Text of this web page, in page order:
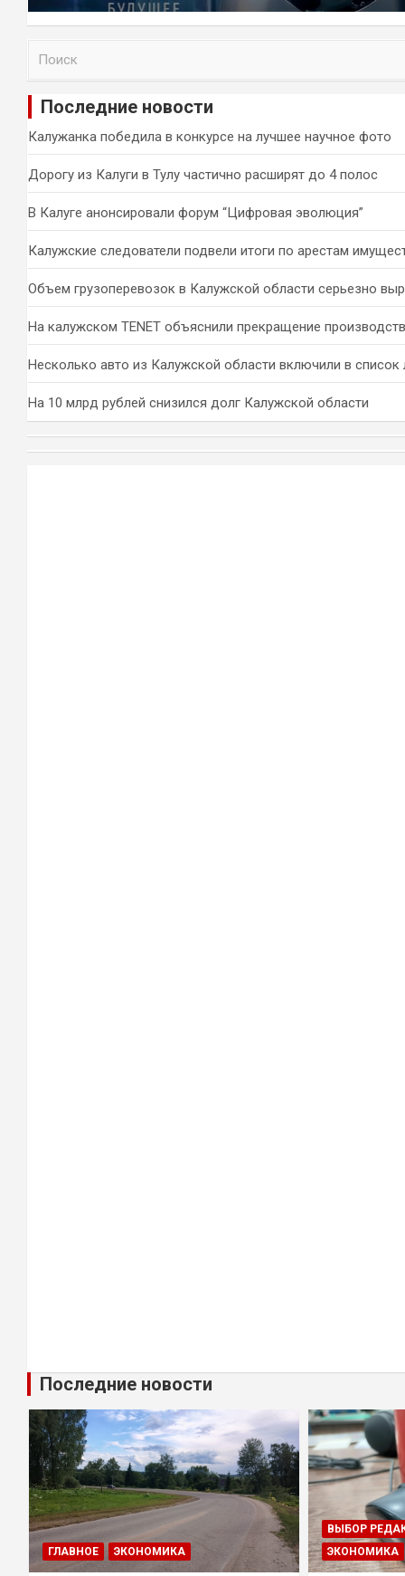
и
Последние новости
Калужанка победила в конкурсе на лучшее научное фото
Дорогу из Калуги в Тулу частично расширят до 4 полос
В Калуге анонсировали форум “Цифровая эволюция”
Калужские следователи подвели итоги по арестам
Объем грузоперевозок в Калужской области серьезно
На калужском TENET объяснили прекращение
Несколько авто из Калужской области включили в список
На 10 млрд рублей снизился долг Калужской области
Последние новости
ГЛАВНОЕ ЭКОНОМИКА
ВЫБОР
ЭКОНОМИКА